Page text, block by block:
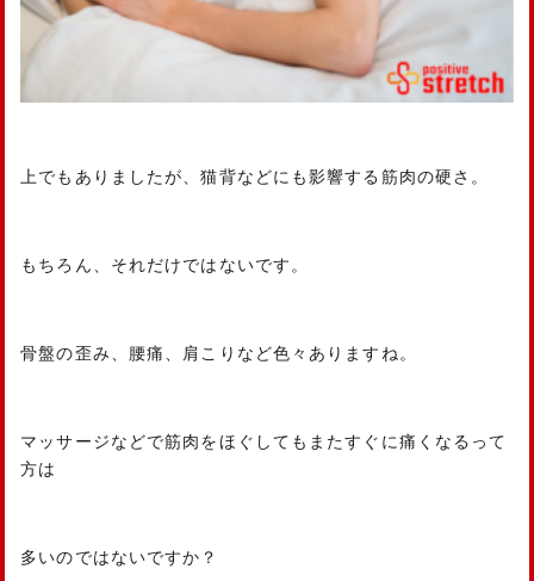
上でもありましたが、猫背などにも影響する筋肉の硬さ。
もちろん、それだけではないです。
骨盤の歪み、腰痛、肩こりなど色々ありますね。
マッサージなどで筋肉をほぐしてもまたすぐに痛くなるって
方は
多いのではないですか？